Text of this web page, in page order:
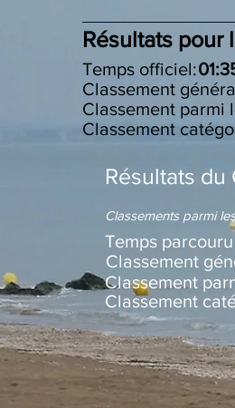
Résultats pour
Temps officiel:
Classement
Classement
Classement
Résultats du
Classements parmi
Temps
Classement
Classement